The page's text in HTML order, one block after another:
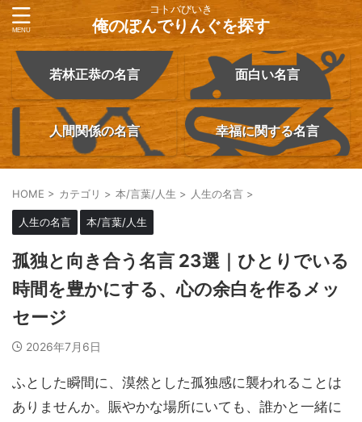
コトバびいき
俺のぽんでりんぐを探す
若林正恭の名言 面白い名言
人間関係の名言 幸福に関する名言
HOME > カテゴリ > 本/言葉/人生 > 人生の名言 >
人生の名言 本/言葉/人生
孤独と向き合う名言 23選｜ひとりでいる
時間を豊かにする、心の余白を作るメッ
セージ
2026年7月6日
ふとした瞬間に、漠然とした孤独感に襲われることは
ありませんか。賑やかな場所にいても、誰かと一緒に